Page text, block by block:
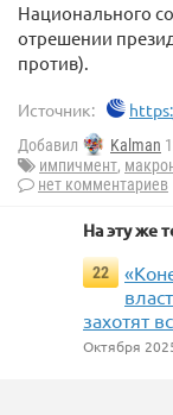
Национального
отрешении
против).
Источник:
Добавил Kalman
импичмент,
нет комментариев
На эту же
22
захотят
Октября